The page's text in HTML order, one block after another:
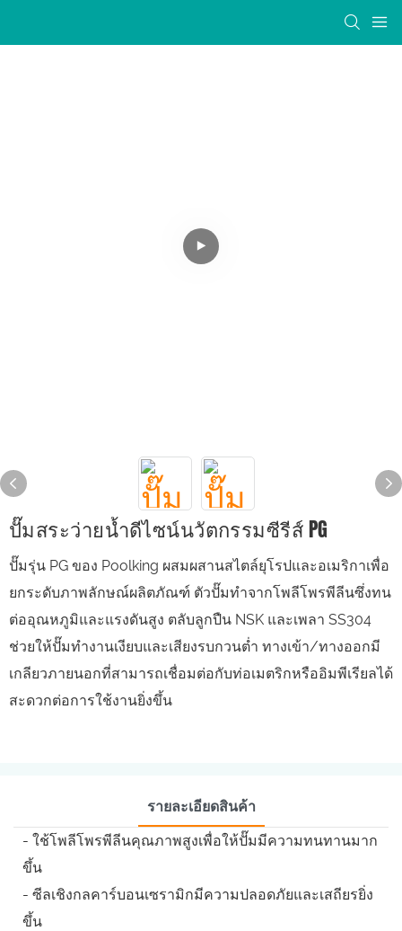
ปั๊มสระว่ายน้ำดีไซน์นวัตกรรมซีรีส์ PG
ปั๊มรุ่น PG ของ Poolking ผสมผสานสไตล์ยุโรปและอเมริกาเพื่อ
ยกระดับภาพลักษณ์ผลิตภัณฑ์ ตัวปั๊มทำจากโพลีโพรพีลีนซึ่งทน
ต่ออุณหภูมิและแรงดันสูง ตลับลูกปืน NSK และเพลา SS304
ช่วยให้ปั๊มทำงานเงียบและเสียงรบกวนต่ำ ทางเข้า/ทางออกมี
เกลียวภายนอกที่สามารถเชื่อมต่อกับท่อเมตริกหรืออิมพีเรียลได้
สะดวกต่อการใช้งานยิ่งขึ้น
รายละเอียดสินค้า
- ใช้โพลีโพรพีลีนคุณภาพสูงเพื่อให้ปั๊มมีความทนทานมาก
ขึ้น
- ซีลเชิงกลคาร์บอนเซรามิกมีความปลอดภัยและเสถียรยิ่ง
ขึ้น